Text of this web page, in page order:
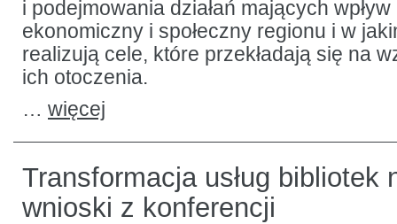
i podejmowania działań mających
ekonomiczny i społeczny regionu i w
realizują cele, które przekładają się na
ich otoczenia.
… więcej
Transformacja usług bibliotek
wnioski z konferencji